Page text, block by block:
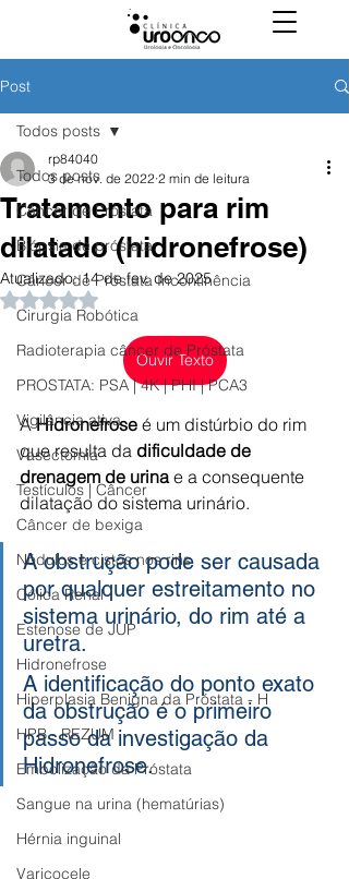
Post
Todos posts
Câncer de Próstata
Biópsia de próstata
Câncer de Próstata Incontinência
Cirurgia Robótica
Radioterapia câncer de Próstata
PROSTATA: PSA | 4K | PHI | PCA3
Vigilância ativa
Vasectomia
Testículos | Câncer
Câncer de bexiga
Nódulos e cistos nos rins
Cólica Renal
Estenose de JUP
Hidronefrose
Hiperplasia Benigna da Próstata - H
HPB - REZUM
Embolização da Próstata
Sangue na urina (hematúrias)
Hérnia inguinal
Varicocele
Todos posts
Tratamento para rim
dilatado (hidronefrose)
rp84040
3 de nov. de 2022 2 min de leitura
Atualizado:14 de fev. de 2025
Avaliado com NaN de 5 estrelas.
Ouvir Texto
A Hidronefrose é um distúrbio do rim
que resulta da dificuldade de
drenagem de urina e a consequente
dilatação do sistema urinário.
A obstrução pode ser causada
por qualquer estreitamento no
sistema urinário, do rim até a
uretra.
A identificação do ponto exato
da obstrução é o primeiro
passo da investigação da
Hidronefrose.